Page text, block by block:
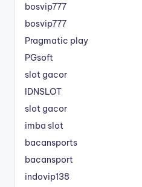
bosvip777
bosvip777
Pragmatic play
PGsoft
slot gacor
IDNSLOT
slot gacor
imba slot
bacansports
bacansport
indovip138